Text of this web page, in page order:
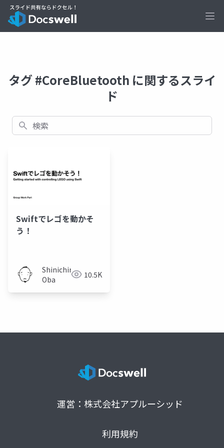
タグ #CoreBluetooth に関するスライ
ド
検索
Swiftでレゴを動かそ
う！
Shinichiro
Oba
10.5K
運営：株式会社アプルーシッド
利用規約